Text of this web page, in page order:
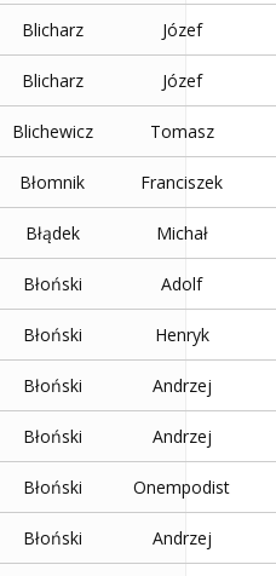
Blicharz Józef
Blicharz Józef
Blichewicz Tomasz
Błomnik Franciszek
Błądek Michał
Błoński Adolf
Błoński Henryk
Błoński Andrzej
Błoński Andrzej
Błoński Onempodist
Błoński Andrzej